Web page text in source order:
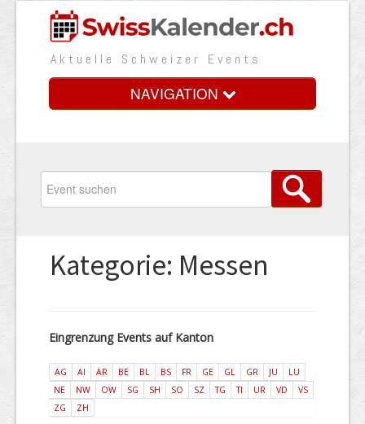
Aktuelle Schweizer Events
NAVIGATION
Vorteile
Medienbooster
Kategorie: Messen
Eingrenzung Events auf Kanton
AG AI AR BE BL BS FR GE GL GR JU
LU
NE
NW OW SG SH SO SZ TG TI UR VD
VS
ZG
ZH